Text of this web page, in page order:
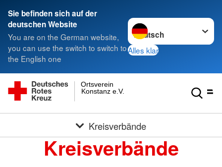
Sie befinden sich auf der
deutschen Website
You are on the German website,
you can use the switch to switch to
the English one
Sprache wechseln zu
Alles klar
Konstanz e.V.
Ortsverein
Kreisverbände
Kreisverbände